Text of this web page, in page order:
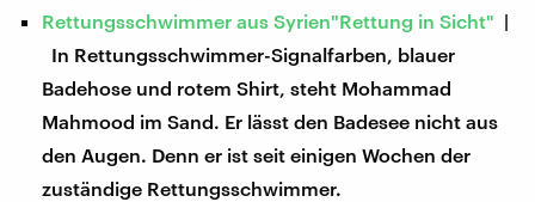
Rettungsschwimmer aus Syrien"Rettung in Sicht" |
In Rettungsschwimmer-Signalfarben, blauer
Badehose und rotem Shirt, steht Mohammad
Mahmood im Sand. Er lässt den Badesee nicht aus
den Augen. Denn er ist seit einigen Wochen der
zuständige Rettungsschwimmer.